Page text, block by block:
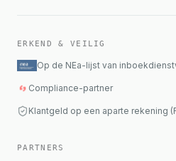
ERKEND & VEILIG
Op de NEa-lijst van
Compliance-partner
Klantgeld op een aparte rekening
PARTNERS